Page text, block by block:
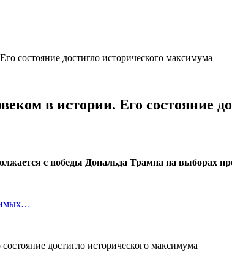
состояние достигло исторического максимума
в истории. Его состояние
с победы Дональда Трампа на выборах